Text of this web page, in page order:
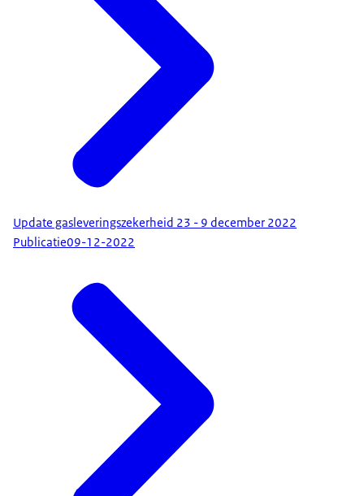
Update gasleveringszekerheid 23 - 9 december 2022
Publicatie09-12-2022